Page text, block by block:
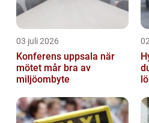
03 juli 2026
Konferens uppsala när
mötet mår bra av
miljöombyte